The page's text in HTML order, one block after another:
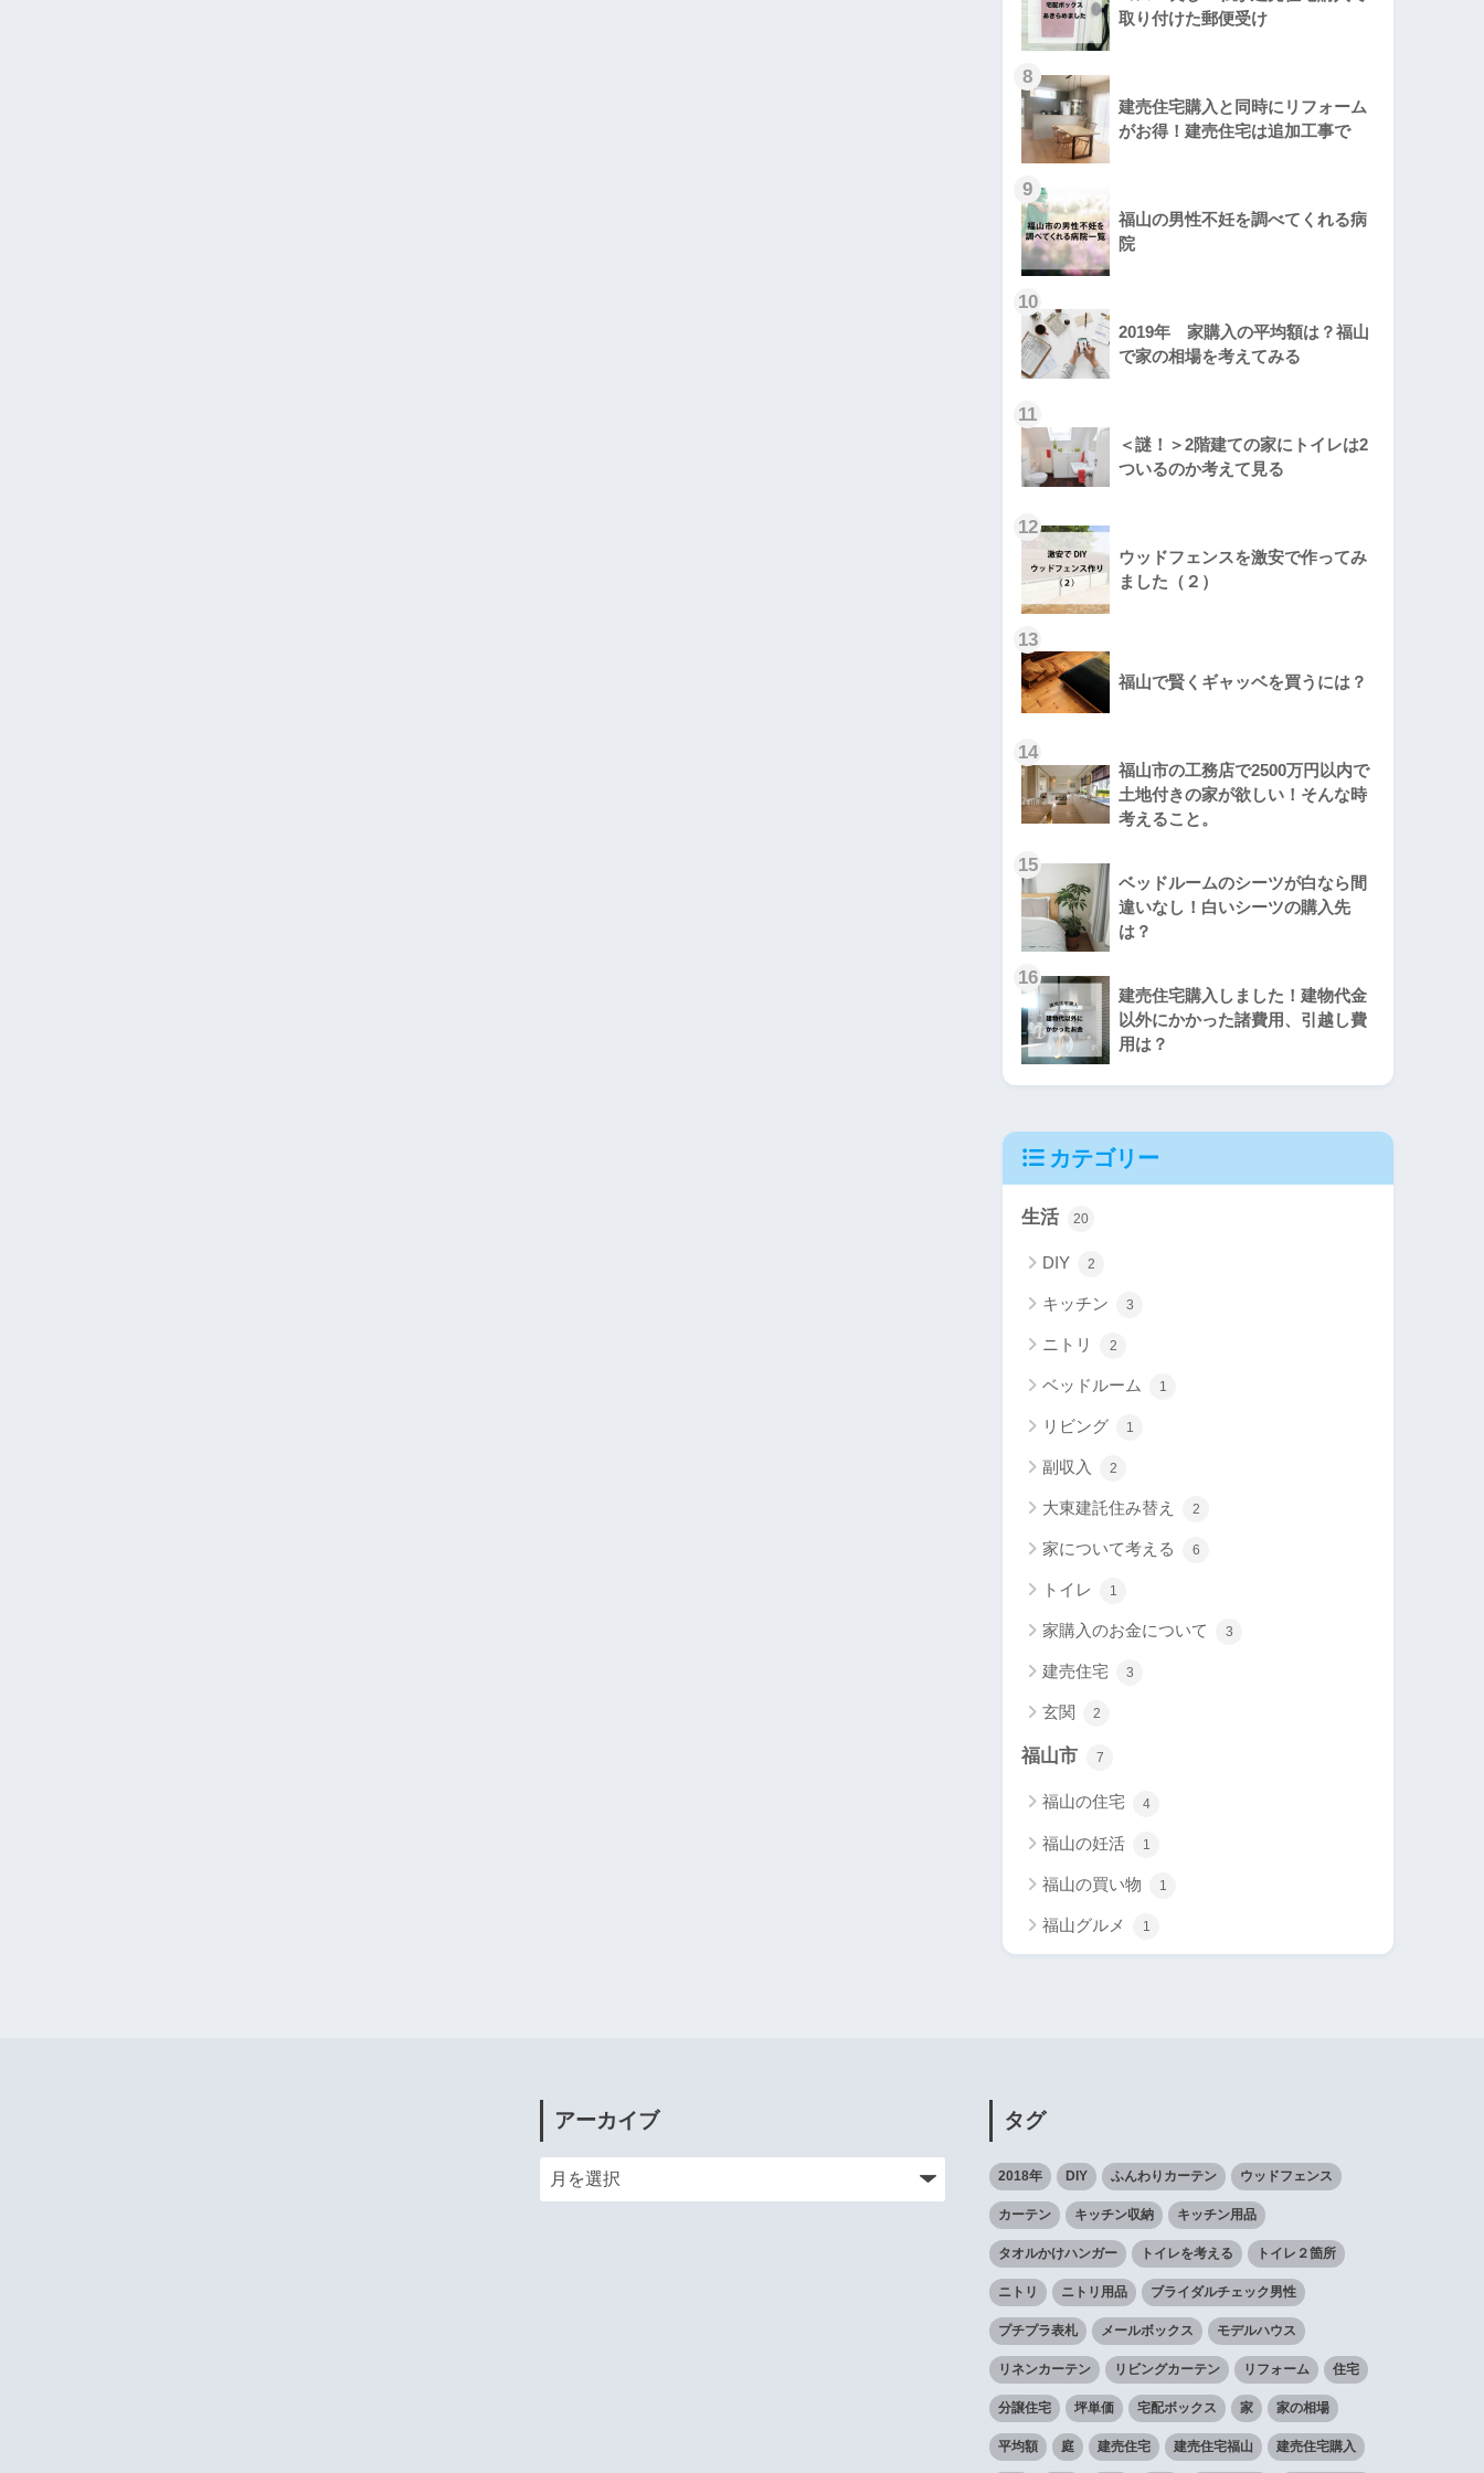
取り付けた郵便受け
8
建売住宅購入と同時にリフォーム
がお得！建売住宅は追加工事で
9
福山の男性不妊を調べてくれる病
院
10
2019年 家購入の平均額は？福山
で家の相場を考えてみる
11
＜謎！＞2階建ての家にトイレは2
ついるのか考えて見る
12
ウッドフェンスを激安で作ってみ
ました（２）
13
福山で賢くギャッベを買うには？
14
福山市の工務店で2500万円以内で
土地付きの家が欲しい！そんな時
考えること。
15
ベッドルームのシーツが白なら間
違いなし！白いシーツの購入先
は？
16
建売住宅購入しました！建物代金
以外にかかった諸費用、引越し費
用は？
カテゴリー
生活 20
DIY 2
キッチン 3
ニトリ 2
ベッドルーム 1
リビング 1
副収入 2
大東建託住み替え 2
家について考える 6
トイレ 1
家購入のお金について 3
建売住宅 3
玄関 2
福山市 7
福山の住宅 4
福山の妊活 1
福山の買い物 1
福山グルメ 1
アーカイブ タグ
2018年 DIY ふんわりカーテン ウッドフェンス
カーテン キッチン収納 キッチン用品
タオルかけハンガー トイレを考える トイレ２箇所
ニトリ ニトリ用品 ブライダルチェック男性
プチプラ表札 メールボックス モデルハウス
リネンカーテン リビングカーテン リフォーム 住宅
分譲住宅 坪単価 宅配ボックス 家 家の相場
平均額 庭 建売住宅 建売住宅福山 建売住宅購入